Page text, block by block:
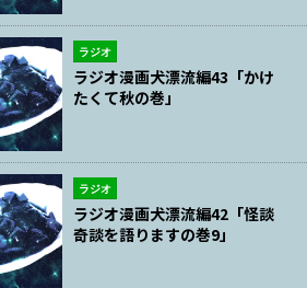
ラジオ
ラジオ漫画犬漂流編43「かけ
たくて秋の巻」
ラジオ
ラジオ漫画犬漂流編42「怪談
奇談を語りますの巻9」